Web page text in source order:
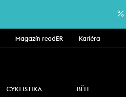
Magazín readER Kariéra
CYKLISTIKA BĚH